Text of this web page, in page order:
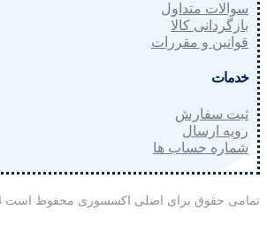
سوالات متداول
بازگردانی کالا
قوانین و مقررات
خدمات
ثبت سفارش
رویه ارسال
شماره حساب ها
تمامی حقوق برای اصلی اکسسوری محفوظ است 1404-1401